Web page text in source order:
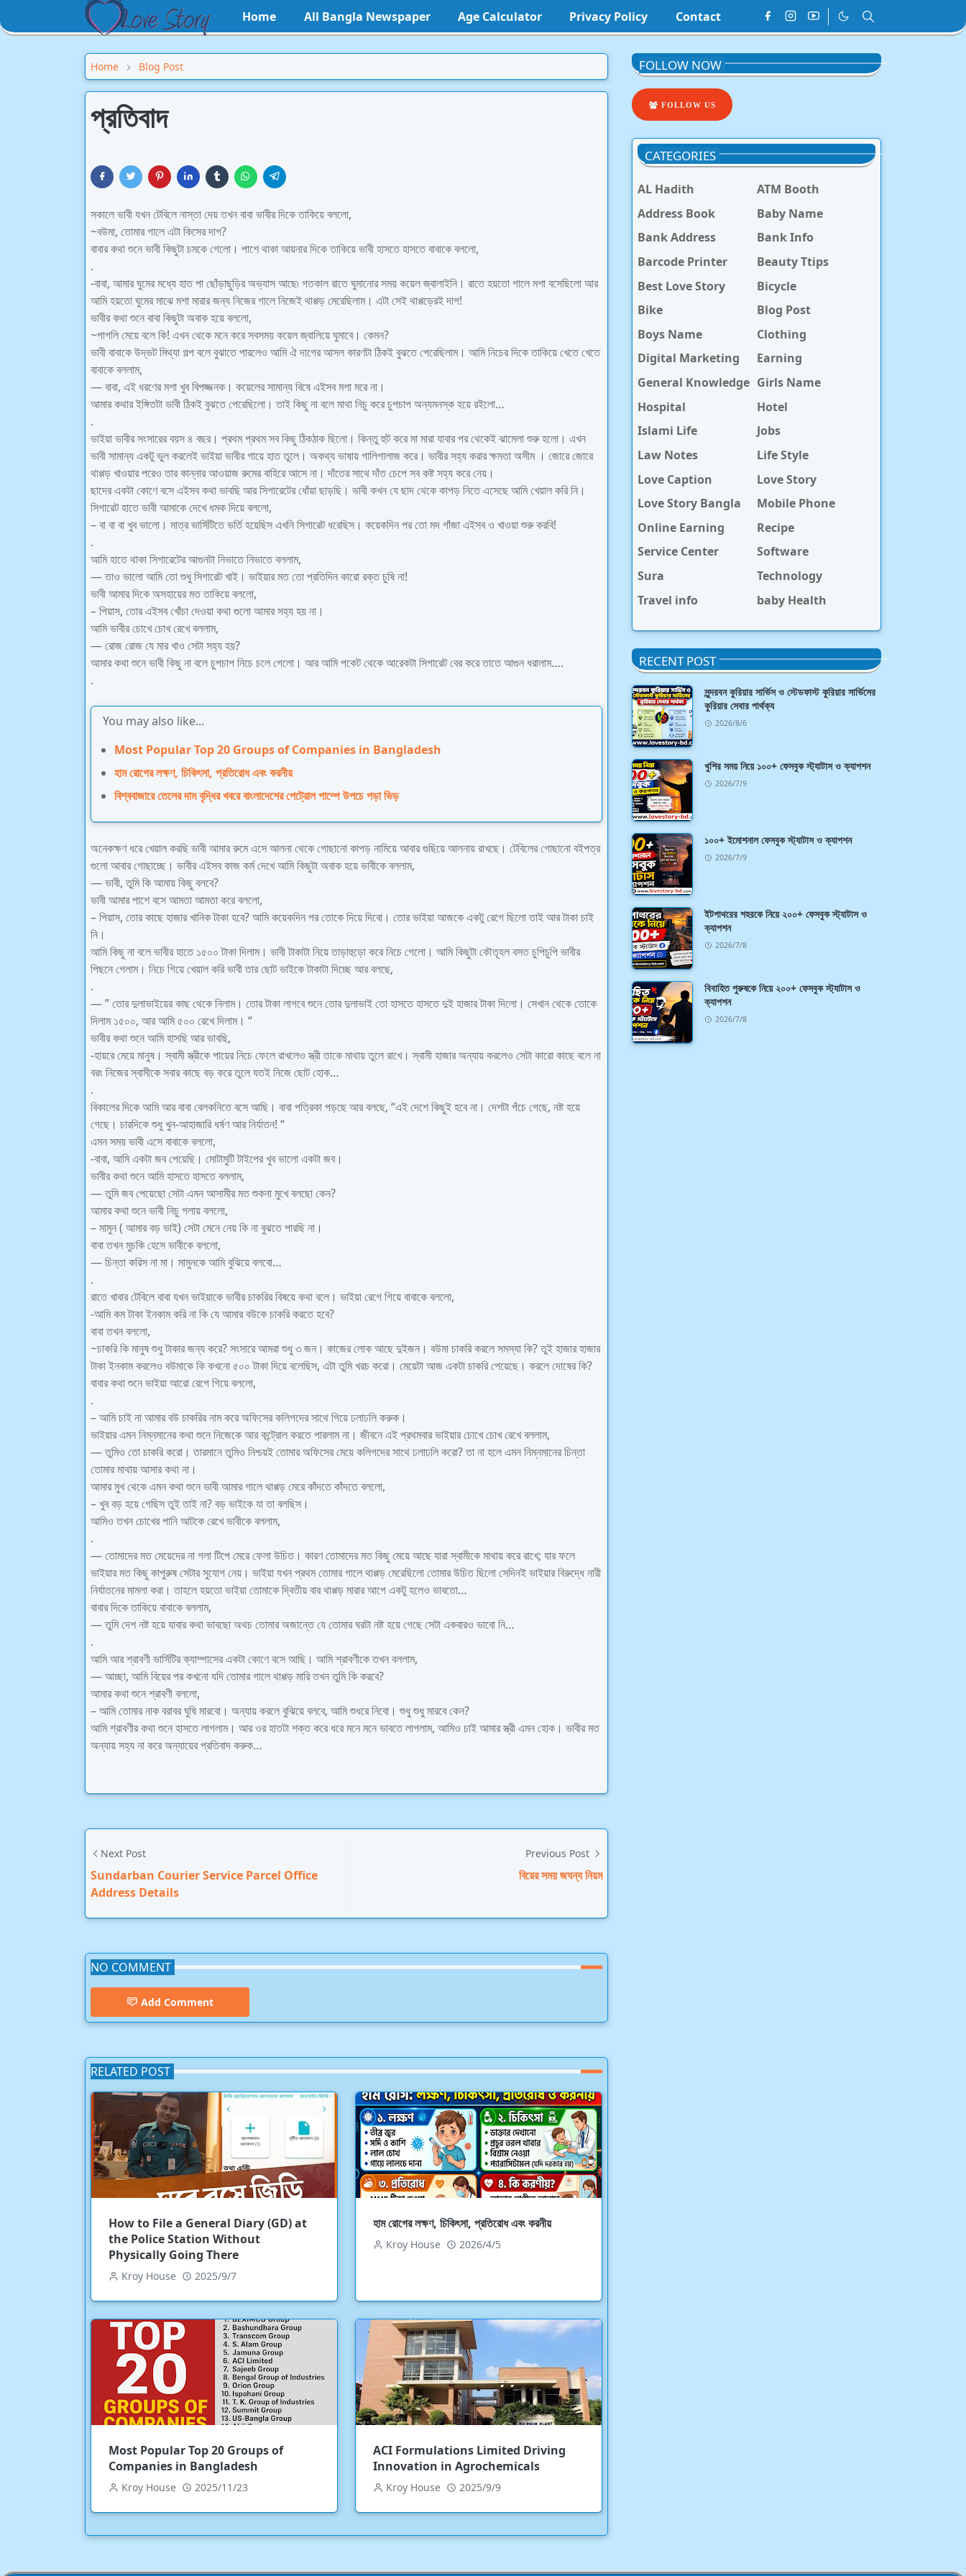
Home All Bangla Newspaper Age Calculator Privacy Policy Contact
Home Blog Post
প্রতিবাদ
সকালে ভাবী যখন টেবিলে নাস্তা দেয় তখন বাবা ভাবীর দিকে তাকিয়ে বললো,
~বউমা, তোমার গালে এটা কিসের দাগ?
বাবার কথা শুনে ভাবী কিছুটা চমকে গেলো। পাশে থাকা আয়নার দিকে তাকিয়ে ভাবী হাসতে হাসতে বাবাকে বললো,
.
-বাবা, আমার ঘুমের মধ্যে হাত পা ছোঁড়াছুড়ির অভ্যাস আছে৷ গতকাল রাতে ঘুমানোর সময় কয়েল জ্বালাইনি। রাতে হয়তো গালে মশা বসেছিলো আর
আমি হয়তো ঘুমের মাঝে মশা মারার জন্য নিজের গালে নিজেই থাপ্পড় মেরেছিলাম। এটা সেই থাপ্পড়েরই দাগ!
ভাবীর কথা শুনে বাবা কিছুটা অবাক হয়ে বললো,
~পাগলি মেয়ে বলে কি! এখন থেকে মনে করে সবসময় কয়েল জ্বালিয়ে ঘুমাবে। কেমন?
ভাবী বাবাকে উদ্ভট মিথ্যা গল্প বলে বুঝাতে পারলেও আমি ঐ দাগের আসল কারণটা ঠিকই বুঝতে পেরেছিলাম। আমি নিচের দিকে তাকিয়ে খেতে খেতে
বাবাকে বললাম,
— বাবা, এই ধরণের মশা খুব বিপজ্জনক। কয়েলের সামান্য বিষে এইসব মশা মরে না।
আমার কথার ইঙ্গিতটা ভাবী ঠিকই বুঝতে পেরেছিলো। তাই কিছু না বলে মাথা নিচু করে চুপচাপ অন্যমনস্ক হয়ে রইলো…
.
ভাইয়া ভাবীর সংসারের বয়স ৪ বছর। প্রথম প্রথম সব কিছু ঠিকঠাক ছিলো। কিন্তু হুট করে মা মারা যাবার পর থেকেই ঝামেলা শুরু হলো। এখন
ভাবী সামান্য একটু ভুল করলেই ভাইয়া ভাবীর গায়ে হাত তুলে। অকথ্য ভাষায় গালিগালাজ করে। ভাবীর সহ্য করার ক্ষমতা অসীম । জোরে জোরে
থাপ্পড় খাওয়ার পরেও তার কান্নার আওয়াজ রুমের বাহিরে আসে না। দাঁতের সাথে দাঁত চেপে সব কষ্ট সহ্য করে নেয়।
ছাদের একটা কোণে বসে এইসব কথা ভাবছি আর সিগারেটের ধোঁয়া ছাড়ছি। ভাবী কখন যে ছাদ থেকে কাপড় নিতে এসেছে আমি খেয়াল করি নি।
সিগারেট হাতে ভাবী আমাকে দেখে ধমক দিয়ে বললো,
– বা বা বা খুব ভালো। মাত্র ভার্সিটিতে ভর্তি হয়েছিস এখনি সিগারেট ধরেছিস। কয়েকদিন পর তো মদ গাঁজা এইসব ও খাওয়া শুরু করবি!
.
আমি হাতে থাকা সিগারেটের আগুনটা নিভাতে নিভাতে বললাম,
— তাও ভালো আমি তো শুধু সিগারেট খাই। ভাইয়ার মত তো প্রতিদিন কারো রক্ত চুষি না!
ভাবী আমার দিকে অসহায়ের মত তাকিয়ে বললো,
– পিয়াস, তোর এইসব খোঁচা দেওয়া কথা গুলো আমার সহ্য হয় না।
আমি ভাবীর চোখে চোখ রেখে বললাম,
— রোজ রোজ যে মার খাও সেটা সহ্য হয়?
আমার কথা শুনে ভাবী কিছু না বলে চুপচাপ নিচে চলে গেলো। আর আমি পকেট থেকে আরেকটা সিগারেট বের করে তাতে আগুন ধরালাম….
.
You may also like...
Most Popular Top 20 Groups of Companies in Bangladesh
হাম রোগের লক্ষণ, চিকিৎসা, প্রতিরোধ এবং করনীয়
বিশ্ববাজারে তেলের দাম বৃদ্ধির খবরে বাংলাদেশের পেট্রোল পাম্পে উপচে পড়া ভিড়
অনেকক্ষণ ধরে খেয়াল করছি ভাবী আমার রুমে এসে আলনা থেকে গোছানো কাপড় নামিয়ে আবার গুছিয়ে আলনায় রাখছে। টেবিলের গোছানো বইপত্র
গুলো আবার গোছাচ্ছে। ভাবীর এইসব কাজ কর্ম দেখে আমি কিছুটা অবাক হয়ে ভাবীকে বললাম,
— ভাবী, তুমি কি আমায় কিছু বলবে?
ভাবী আমার পাশে বসে আমতা আমতা করে বললো,
– পিয়াস, তোর কাছে হাজার খানিক টাকা হবে? আমি কয়েকদিন পর তোকে দিয়ে দিবো। তোর ভাইয়া আজকে একটু রেগে ছিলো তাই আর টাকা চাই
নি।
আমি কিছু না বলে ভাবীর হাতে ১৫০০ টাকা দিলাম। ভাবী টাকাটা নিয়ে তাড়াহুড়ো করে নিচে গেলো। আমি কিছুটা কৌতূহল বসত চুপিচুপি ভাবীর
পিছনে গেলাম। নিচে গিয়ে খেয়াল করি ভাবী তার ছোট ভাইকে টাকাটা দিচ্ছে আর বলছে,
.
— ” তোর দুলাভাইয়ের কাছ থেকে নিলাম। তোর টাকা লাগবে শুনে তোর দুলাভাই তো হাসতে হাসতে দুই হাজার টাকা দিলো। সেখান থেকে তোকে
দিলাম ১৫০০, আর আমি ৫০০ রেখে দিলাম। “
ভাবীর কথা শুনে আমি হাসছি আর ভাবছি,
-হায়রে মেয়ে মানুষ। স্বামী স্ত্রীকে পায়ের নিচে ফেলে রাখলেও স্ত্রী তাকে মাথায় তুলে রাখে। স্বামী হাজার অন্যায় করলেও সেটা কারো কাছে বলে না
বরং নিজের স্বামীকে সবার কাছে বড় করে তুলে যতই নিজে ছোট হোক…
.
বিকালের দিকে আমি আর বাবা বেলকনিতে বসে আছি। বাবা পত্রিকা পড়ছে আর বলছে, “এই দেশে কিছুই হবে না। দেশটা পঁচে গেছে, নষ্ট হয়ে
গেছে। চারদিকে শুধু খুন-আহাজারি ধর্ষণ আর নির্যাতন! “
এমন সময় ভাবী এসে বাবাকে বললো,
-বাবা, আমি একটা জব পেয়েছি। মোটামুটি টাইপের খুব ভালো একটা জব।
ভাবীর কথা শুনে আমি হাসতে হাসতে বললাম,
— তুমি জব পেয়েছো সেটা এমন আসামীর মত শুকনা মুখে বলছো কেন?
আমার কথা শুনে ভাবী নিচু গলায় বললো,
– মামুন ( আমার বড় ভাই) সেটা মেনে নেয় কি না বুঝতে পারছি না।
বাবা তখন মুচকি হেসে ভাবীকে বললো,
— চিন্তা করিস না মা। মামুনকে আমি বুঝিয়ে বলবো…
.
রাতে খাবার টেবিলে বাবা যখন ভাইয়াকে ভাবীর চাকরির বিষয়ে কথা বলে। ভাইয়া রেগে গিয়ে বাবাকে বললো,
-আমি কম টাকা ইনকাম করি না কি যে আমার বউকে চাকরি করতে হবে?
বাবা তখন বললো,
~চাকরি কি মানুষ শুধু টাকার জন্য করে? সংসারে আমরা শুধু ৩ জন। কাজের লোক আছে দুইজন। বউমা চাকরি করলে সমস্যা কি? তুই হাজার হাজার
টাকা ইনকাম করলেও বউমাকে কি কখনো ৫০০ টাকা দিয়ে বলেছিস, এটা তুমি খরচ করো। মেয়েটা আজ একটা চাকরি পেয়েছে। করলে দোষের কি?
বাবার কথা শুনে ভাইয়া আরো রেগে গিয়ে বললো,
.
– আমি চাই না আমার বউ চাকরির নাম করে অফিসের কলিগদের সাথে গিয়ে ঢলাঢলি করুক।
ভাইয়ার এমন নিম্নমানের কথা শুনে নিজেকে আর কন্ট্রোল করতে পারলাম না। জীবনে এই প্রথমবার ভাইয়ার চোখে চোখ রেখে বললাম,
— তুমিও তো চাকরি করো। তারমানে তুমিও নিশ্চয়ই তোমার অফিসের মেয়ে কলিগদের সাথে ঢলাঢলি করো? তা না হলে এমন নিম্নমানের চিন্তা
তোমার মাথায় আসার কথা না।
আমার মুখ থেকে এমন কথা শুনে ভাবী আমার গালে থাপ্পড় মেরে কাঁদতে কাঁদতে বললো,
– খুব বড় হয়ে গেছিস তুই তাই না? বড় ভাইকে যা তা বলছিস।
আমিও তখন চোখের পানি আটকে রেখে ভাবীকে বললাম,
.
— তোমাদের মত মেয়েদের না গলা টিপে মেরে ফেলা উচিত। কারণ তোমাদের মত কিছু মেয়ে আছে যারা স্বামীকে মাথায় করে রাখে; যার ফলে
ভাইয়ার মত কিছু কাপুরুষ সেটার সুযোগ নেয়। ভাইয়া যখন প্রথম তোমার গালে থাপ্পড় মেরেছিলো তোমার উচিত ছিলো সেদিনই ভাইয়ার বিরুদ্ধে নারী
নির্যাতনের মামলা করা। তাহলে হয়তো ভাইয়া তোমাকে দ্বিতীয় বার থাপ্পড় মারার আগে একটু হলেও ভাবতো…
বাবার দিকে তাকিয়ে বাবাকে বললাম,
— তুমি দেশ নষ্ট হয়ে যাবার কথা ভাবছো অথচ তোমার অজান্তে যে তোমার ঘরটা নষ্ট হয়ে গেছে সেটা একবারও ভাবো নি…
.
আমি আর শ্রাবণী ভার্সিটির ক্যাম্পাসের একটা কোণে বসে আছি। আমি শ্রাবণীকে তখন বললাম,
— আচ্ছা, আমি বিয়ের পর কখনো যদি তোমার গালে থাপ্পড় মারি তখন তুমি কি করবে?
আমার কথা শুনে শ্রাবণী বললো,
– আমি তোমার নাক বরাবর ঘুষি মারবো। অন্যায় করলে বুঝিয়ে বলবে, আমি শুধরে নিবো। শুধু শুধু মারবে কেন?
আমি শ্রাবণীর কথা শুনে হাসতে লাগলাম। আর ওর হাতটা শক্ত করে ধরে মনে মনে ভাবতে লাগলাম, আমিও চাই আমার স্ত্রী এমন হোক। ভাবীর মত
অন্যায় সহ্য না করে অন্যায়ের প্রতিবাদ করুক…
Next Post
Sundarban Courier Service Parcel Office
Address Details
Previous Post
বিয়ের সময় জঘন্য নিয়ম
NO COMMENT
Add Comment
RELATED POST
How to File a General Diary (GD) at
the Police Station Without
Physically Going There
Kroy House 2025/9/7
হাম রোগের লক্ষণ, চিকিৎসা, প্রতিরোধ এবং করনীয়
Kroy House 2026/4/5
Most Popular Top 20 Groups of
Companies in Bangladesh
Kroy House 2025/11/23
ACI Formulations Limited Driving
Innovation in Agrochemicals
Kroy House 2025/9/9
FOLLOW NOW
FOLLOW US
CATEGORIES
AL Hadith
ATM Booth
Address Book
Baby Name
Bank Address
Bank Info
Barcode Printer
Beauty Ttips
Best Love Story
Bicycle
Bike
Blog Post
Boys Name
Clothing
Digital Marketing
Earning
General Knowledge Girls Name
Hospital
Hotel
Islami Life
Jobs
Law Notes
Life Style
Love Caption
Love Story
Love Story Bangla
Mobile Phone
Online Earning
Recipe
Service Center
Software
Sura
Technology
Travel info
baby Health
RECENT POST
সুন্দরবন কুরিয়ার সার্ভিস ও স্টেডফাস্ট কুরিয়ার সার্ভিসের
কুরিয়ার সেবার পার্থক্য
2026/8/6
খুশির সময় নিয়ে ১০০+ ফেসবুক স্ট্যাটাস ও ক্যাপশন
2026/7/9
১০০+ ইমোশনাল ফেসবুক স্ট্যাটাস ও ক্যাপশন
2026/7/9
ইটপাথরের শহরকে নিয়ে ২০০+ ফেসবুক স্ট্যাটাস ও
ক্যাপশন
2026/7/8
বিবাহিত পুরুষকে নিয়ে ২০০+ ফেসবুক স্ট্যাটাস ও
ক্যাপশন
2026/7/8